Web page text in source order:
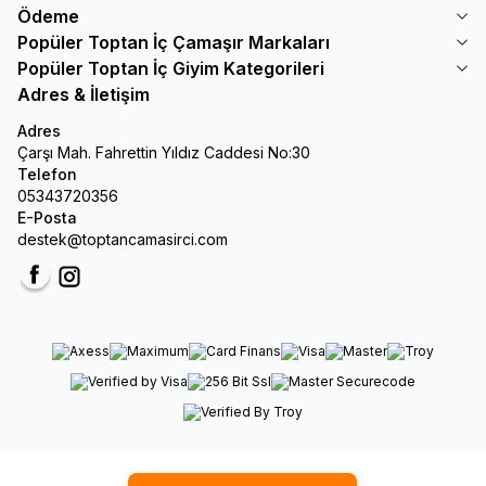
Ödeme
Popüler Toptan İç Çamaşır Markaları
Popüler Toptan İç Giyim Kategorileri
Adres & İletişim
Adres
Çarşı Mah. Fahrettin Yıldız Caddesi No:30
Telefon
05343720356
E-Posta
destek@toptancamasirci.com
FacebookInstagram